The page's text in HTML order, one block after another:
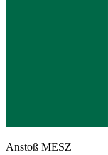
Anstoß MESZ